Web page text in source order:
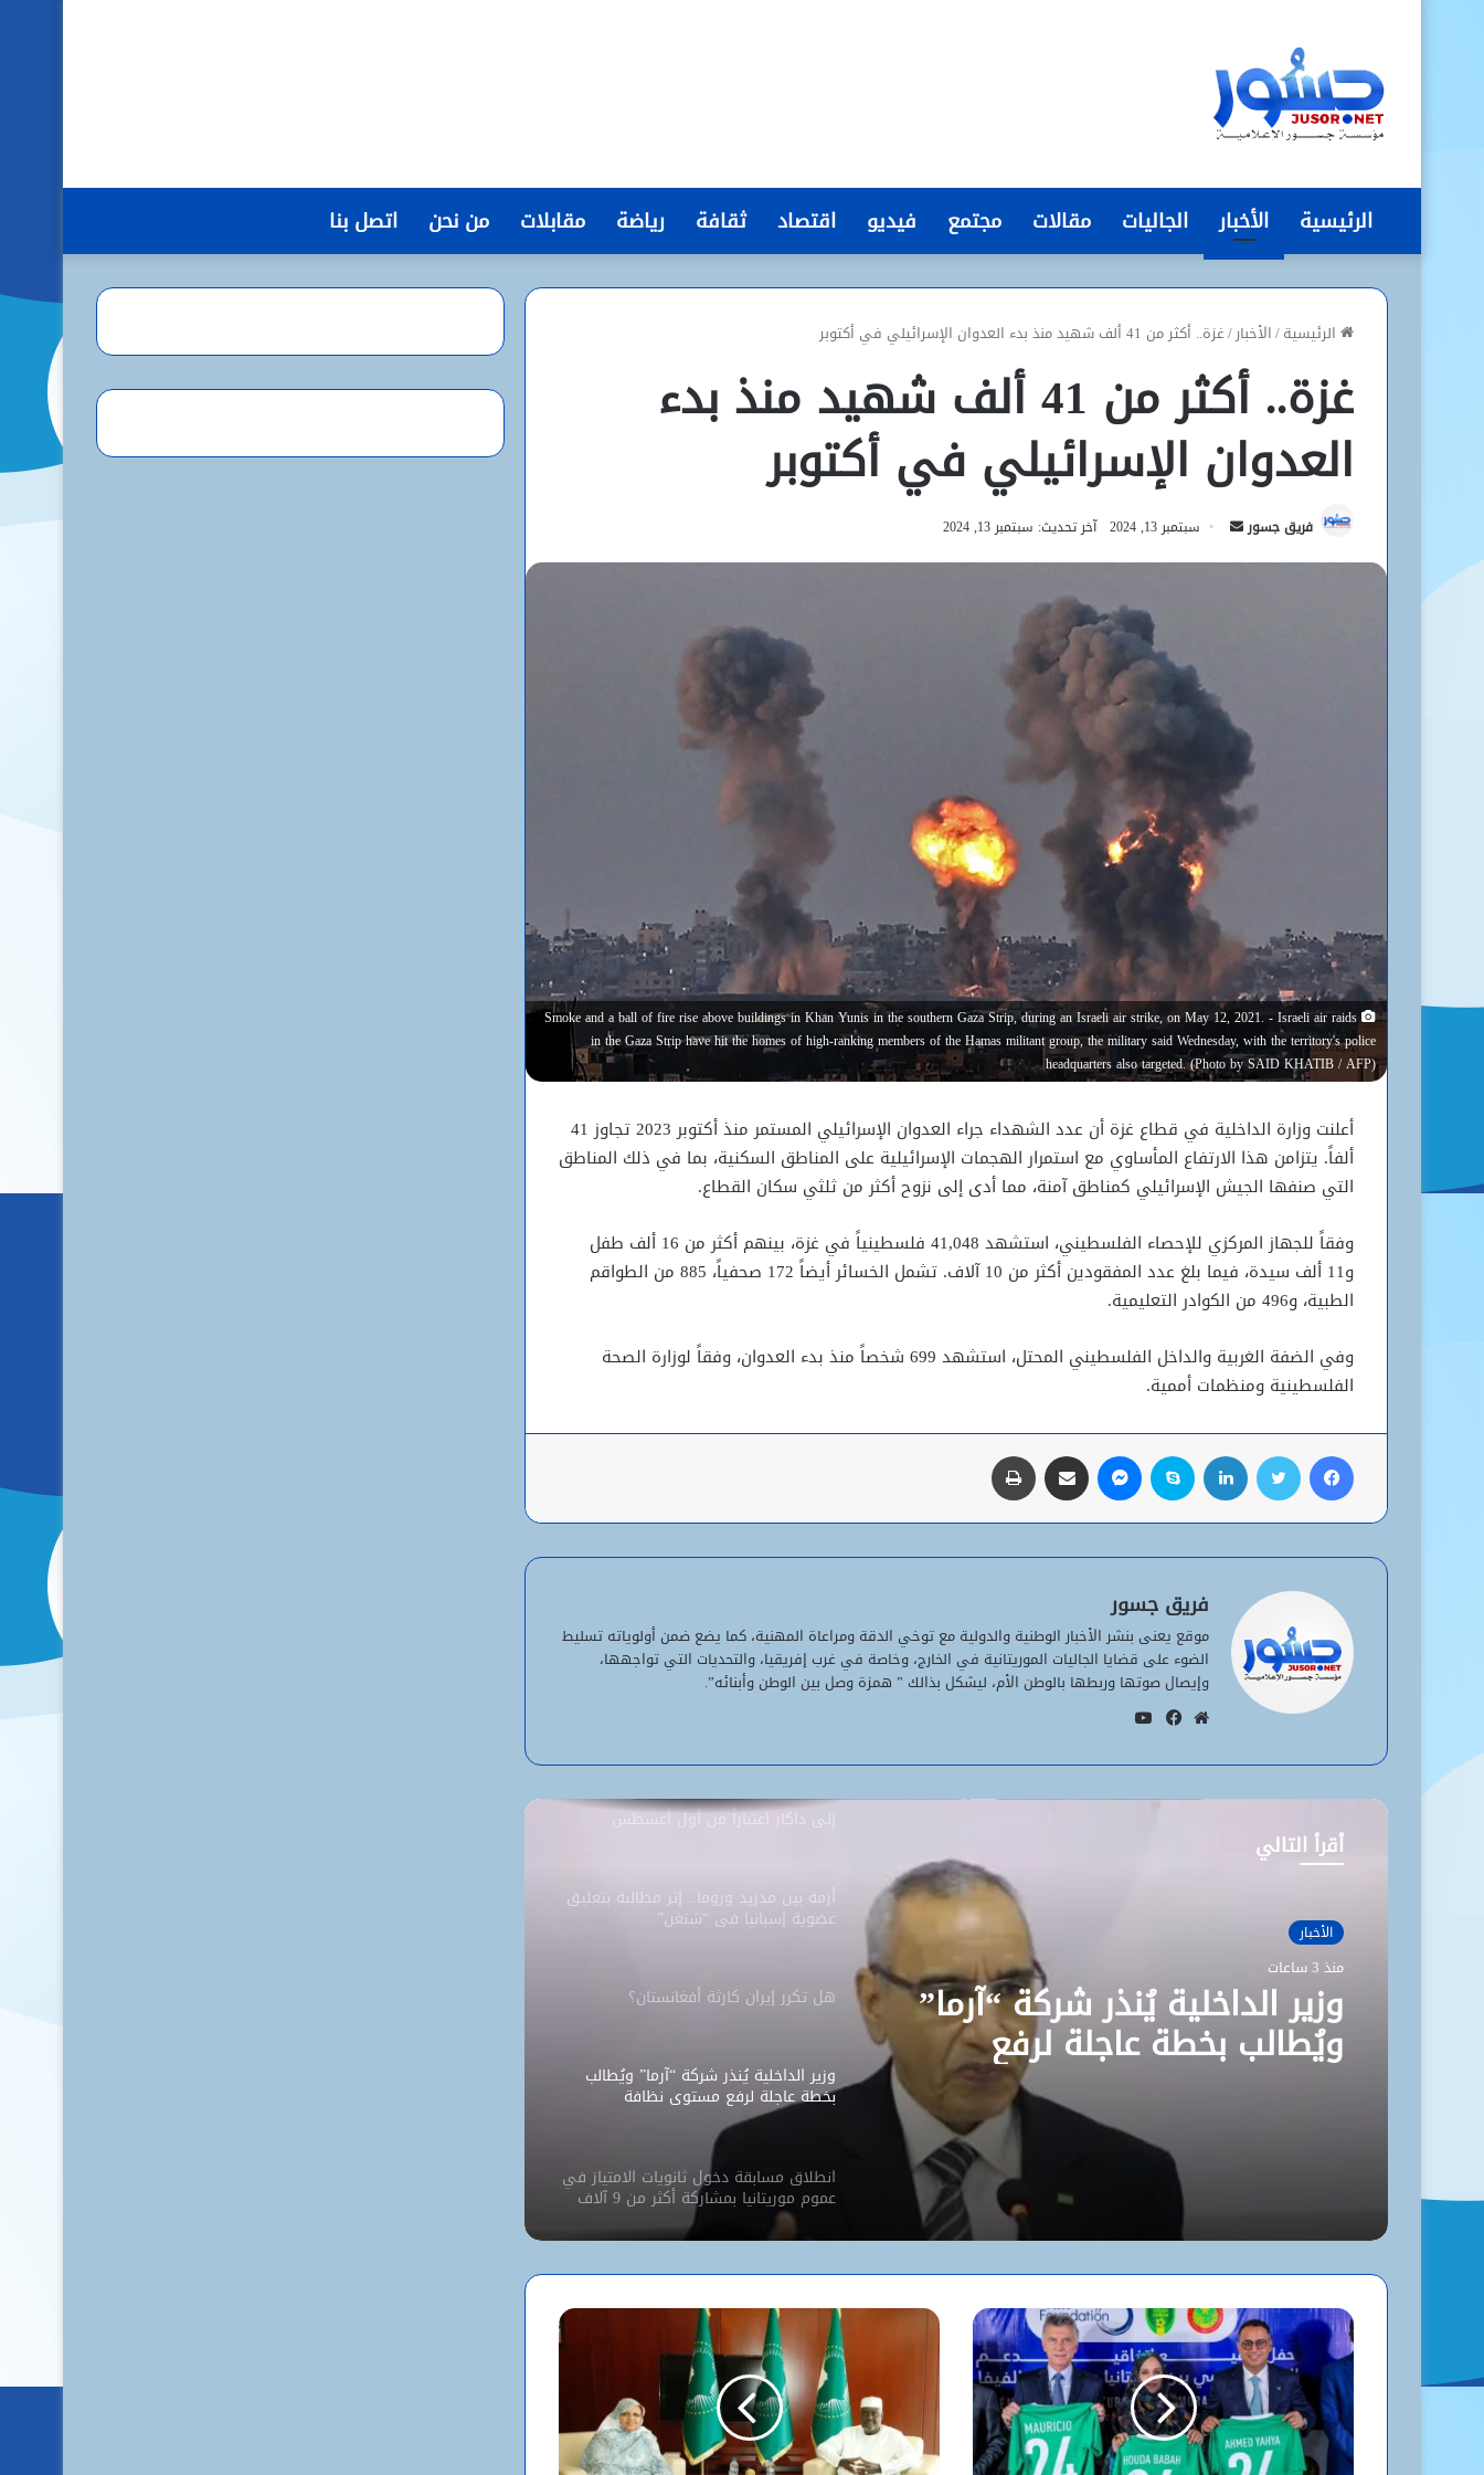
الرئيسية الأخبار الجاليات مقالات مجتمع فيديو اقتصاد ثقافة رياضة مقابلات من نحن اتصل بنا
الرئيسية/الأخبار/غزة.. أكثر من 41 ألف شهيد منذ بدء العدوان الإسرائيلي في أكتوبر
غزة.. أكثر من 41 ألف شهيد منذ بدء
العدوان الإسرائيلي في أكتوبر
فريق جسور
أرسل سبتمبر 13, 2024 آخر تحديث: سبتمبر 13, 2024
Smoke and a ball of fire rise above buildings in Khan Yunis in the southern Gaza Strip, during an Israeli air strike, on May 12, 2021. - Israeli air raids
in the Gaza Strip have hit the homes of high-ranking members of the Hamas militant group, the military said Wednesday, with the territory's police
headquarters also targeted. (Photo by SAID KHATIB / AFP)
أعلنت وزارة الداخلية في قطاع غزة أن عدد الشهداء جراء العدوان الإسرائيلي المستمر منذ أكتوبر 2023 تجاوز 41
ألفاً. يتزامن هذا الارتفاع المأساوي مع استمرار الهجمات الإسرائيلية على المناطق السكنية، بما في ذلك المناطق
التي صنفها الجيش الإسرائيلي كمناطق آمنة، مما أدى إلى نزوح أكثر من ثلثي سكان القطاع.
وفقاً للجهاز المركزي للإحصاء الفلسطيني، استشهد 41,048 فلسطينياً في غزة، بينهم أكثر من 16 ألف طفل
و11 ألف سيدة، فيما بلغ عدد المفقودين أكثر من 10 آلاف. تشمل الخسائر أيضاً 172 صحفياً، 885 من الطواقم
الطبية، و496 من الكوادر التعليمية.
وفي الضفة الغربية والداخل الفلسطيني المحتل، استشهد 699 شخصاً منذ بدء العدوان، وفقاً لوزارة الصحة
الفلسطينية ومنظمات أممية.
فيسبوك تويتر لينكدإن سكايب ماسنجر مشاركة عبر البريد
فريق جسور
موقع يعنى بنشر الأخبار الوطنية والدولية مع توخي الدقة ومراعاة المهنية، كما يضع ضمن أولوياته تسليط
الضوء على قضايا الجاليات الموريتانية في الخارج، وخاصة في غرب إفريقيا، والتحديات التي تواجهها،
وإيصال صوتها وربطها بالوطن الأم، ليشكل بذالك ” همزة وصل بين الوطن وأبنائه”.
الويب
أقرأ التالي
الأخبار
منذ 3 ساعات
وزير الداخلية يُنذر شركة “آرما”
ويُطالب بخطة عاجلة لرفع
مستوى نظافة نواكشوط
الحوض الشرقي وكوركول (الجمعة)
سنوات الماضية أرست أسساً لاقتصاد أكثر
استقلالية وسيادة
“بنكيلي” يتصدر خدمات الدفع الإلكتروني
السفارة الأمريكية تحيل طلبات التأشيرة
إلى داكار اعتباراً من أول أغسطس
أزمة بين مدريد وروما.. إثر مطالبة بتعليق
عضوية إسبانيا في “شنغن”
هل تكرر إيران كارثة أفغانستان؟
وزير الداخلية يُنذر شركة “آرما” ويُطالب
بخطة عاجلة لرفع مستوى نظافة
نواكشوط
انطلاق مسابقة دخول ثانويات الامتياز في
عموم موريتانيا بمشاركة أكثر من 9 آلاف
مترشح
كيف استخدم الاحتلال سلاح الإبعاد للتفرد
البيت الأبيض يفتح أخطر ملفات كورونا..
ماذا حدث داخل مختبر ووهان؟